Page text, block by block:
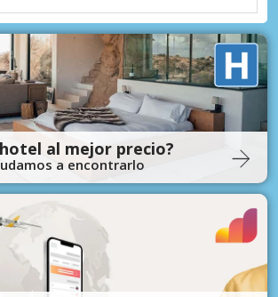
al mejor precio?
a encontrarlo